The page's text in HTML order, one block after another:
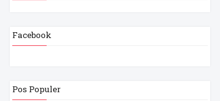
Facebook
Pos Populer